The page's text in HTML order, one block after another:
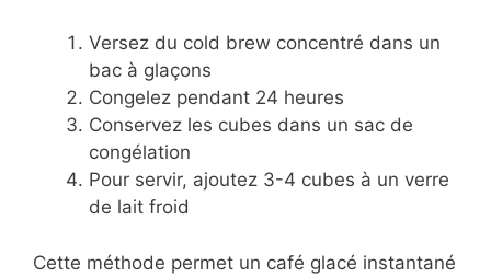
Versez du cold brew concentré dans un
bac à glaçons
Congelez pendant 24 heures
Conservez les cubes dans un sac de
congélation
Pour servir, ajoutez 3-4 cubes à un verre
de lait froid
Cette méthode permet un café glacé instantané